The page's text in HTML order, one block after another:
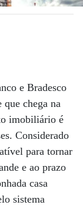
e Bradesco
chega na
imobiliário é
Considerado
para tornar
e ao prazo
casa
sistema